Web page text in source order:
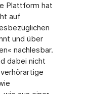
Plattform hat
auf
und über
nachlesbar.
dabei nicht